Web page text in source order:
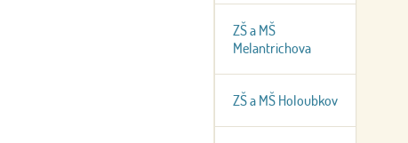
ZŠ a MŠ
Melantrichova
ZŠ a MŠ Holoubkov